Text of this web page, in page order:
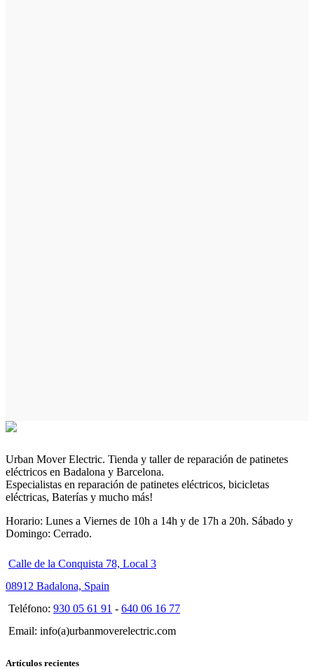
Urban Mover Electric. Tienda y taller de reparación de patinetes
eléctricos en Badalona y Barcelona.
Especialistas en reparación de patinetes eléctricos, bicicletas
eléctricas, Baterías y mucho más!
Horario: Lunes a Viernes de 10h a 14h y de 17h a 20h. Sábado y
Domingo: Cerrado.
Calle de la Conquista 78, Local 3
08912 Badalona, Spain
Teléfono: 930 05 61 91 - 640 06 16 77
Email: info(a)urbanmoverelectric.com
Artículos recientes